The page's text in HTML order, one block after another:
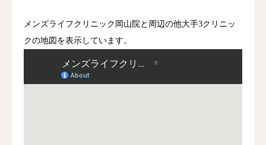
メンズライフクリニック岡山院と周辺の他大手3クリニッ
クの地図を表示しています。